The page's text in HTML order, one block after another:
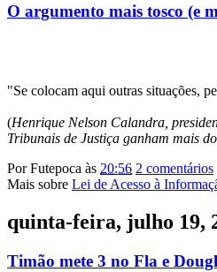
O argumento mais tosco (e
"Se colocam aqui outras situações,
(Henrique Nelson Calandra,
Tribunais de Justiça ganham mais
PorFutepoca às 20:56 2 comentários
Mais sobre Lei de Acesso à
quinta-feira, julho 19,
Timão mete 3 no Fla e